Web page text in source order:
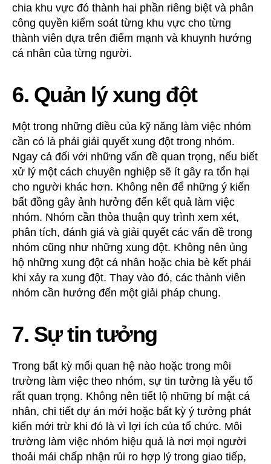
chia khu vực đó thành hai phần riêng biệt và phân
công quyền kiểm soát từng khu vực cho từng
thành viên dựa trên điểm mạnh và khuynh hướng
cá nhân của từng người.
6. Quản lý xung đột
Một trong những điều của kỹ năng làm việc nhóm
cần có là phải giải quyết xung đột trong nhóm.
Ngay cả đối với những vấn đề quan trọng, nếu biết
xử lý một cách chuyên nghiệp sẽ ít gây ra tổn hại
cho người khác hơn. Không nên để những ý kiến
bất đồng gây ảnh hưởng đến kết quả làm việc
nhóm. Nhóm cần thỏa thuận quy trình xem xét,
phân tích, đánh giá và giải quyết các vấn đề trong
nhóm cũng như những xung đột. Không nên ủng
hộ những xung đột cá nhân hoặc chia bè kết phái
khi xảy ra xung đột. Thay vào đó, các thành viên
nhóm cần hướng đến một giải pháp chung.
7. Sự tin tưởng
Trong bất kỳ mối quan hệ nào hoặc trong môi
trường làm việc theo nhóm, sự tin tưởng là yếu tố
rất quan trọng. Không nên tiết lộ những bí mật cá
nhân, chi tiết dự án mới hoặc bất kỳ ý tưởng phát
kiến mới trừ khi đó là vì lợi ích của tổ chức. Môi
trường làm việc nhóm hiệu quả là nơi mọi người
thoải mái chấp nhận rủi ro hợp lý trong giao tiếp,